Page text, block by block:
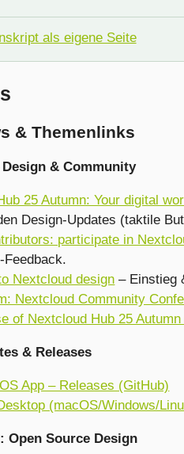
als eigene Seite
& Themenlinks
& Community
25 Autumn: Your digital
Design-Updates (taktile
participate in
Feedback.
Nextcloud design – Einstieg
Nextcloud Community
of Nextcloud Hub 25
& Releases
App – Releases (GitHub)
(macOS/Windows/
Open Source Design